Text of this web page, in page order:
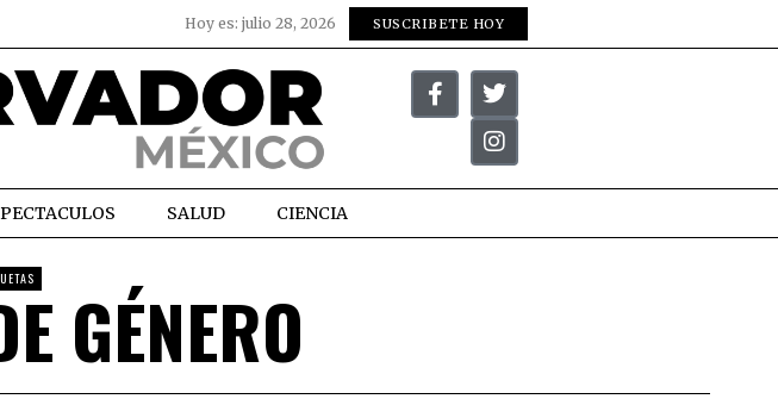
Hoy es: julio 28, 2026 SUSCRIBETE HOY
SALUD CIENCIA
GÉNERO